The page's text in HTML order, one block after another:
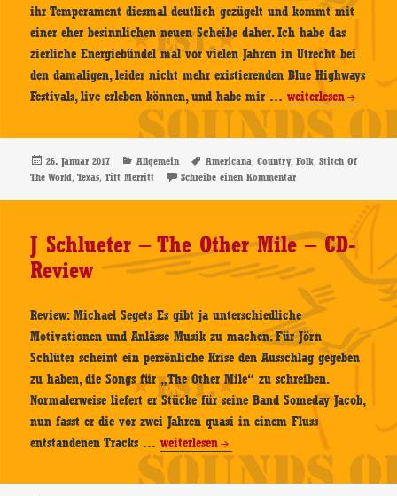
ihr Temperament diesmal deutlich gezügelt und kommt mit
einer eher besinnlichen neuen Scheibe daher. Ich habe das
zierliche Energiebündel mal vor vielen Jahren in Utrecht bei
den damaligen, leider nicht mehr existierenden Blue Highways
Festivals, live erleben können, und habe mir …Tift
Merritt
–
Stitch
Of
The
–
CD-
Review
weiterlesen
Veröffentlicht
am
26. Januar 2017 Kategorien
Allgemein Schlagwörter
Americana,Country,Folk,Stitch Of
The World,Texas,Tift Merritt Schreibe einen Kommentarzu Tift Merritt – Stitch
J Schlueter – The Other Mile – CD-
Review
Review: Michael Segets Es gibt ja unterschiedliche
Motivationen und Anlässe Musik zu machen. Für Jörn
Schlüter scheint ein persönliche Krise den Ausschlag gegeben
zu haben, die Songs für „The Other Mile“ zu schreiben.
Normalerweise liefert er Stücke für seine Band Someday Jacob,
nun fasst er die vor zwei Jahren quasi in einem Fluss
entstandenen Tracks …J
Schlueter
–
weiterlesen